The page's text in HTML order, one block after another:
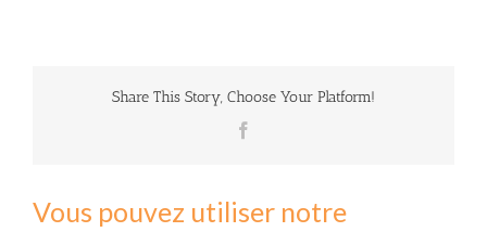
Share This Story, Choose Your Platform!
Vous pouvez utiliser notre